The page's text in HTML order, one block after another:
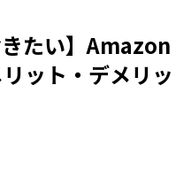
きたい】Amazon
ット・デメリッ